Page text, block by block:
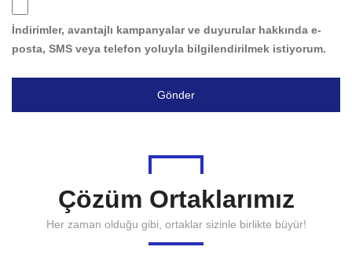
İndirimler, avantajlı kampanyalar ve duyurular hakkında e-
posta, SMS veya telefon yoluyla bilgilendirilmek istiyorum.
Gönder
Çözüm Ortaklarımız
Her zaman olduğu gibi, ortaklar sizinle birlikte büyür!